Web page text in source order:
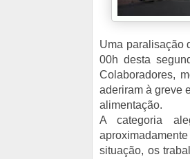
Uma paralisação
00h desta
Colaboradores,
aderiram à greve
alimentação.
A categoria
situação, os